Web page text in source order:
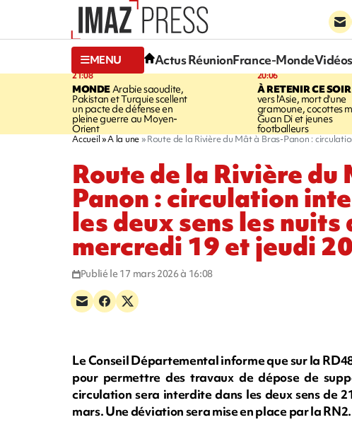
MENU Actus RéunionFrance-MondeVidéos
21:08
MONDE Arabie saoudite,
Pakistan et Turquie scellent
un pacte de défense en
pleine guerre au Moyen-
Orient
20:06
À RETENIR CE SOIR
vers l'Asie, mort d'une
gramoune, cocottes
Guan Di et jeunes
footballeurs
Accueil A la une Route de la Rivière du Mât à Bras-Panon :
Route de la Rivière du
Panon : circulation
les deux sens les nuits
mercredi 19 et jeudi
Publié le 17 mars 2026 à 16:08
Le Conseil Départemental informe que sur la
pour permettre des travaux de dépose de
circulation sera interdite dans les deux sens de
mars. Une déviation sera mise en place par la RN2.